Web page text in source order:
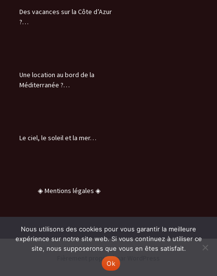
Des vacances sur la Côte d’Azur
?…
Une location au bord de la
Méditerranée ?…
Le ciel, le soleil et la mer…
◈ Mentions légales ◈
Fièrement propulsé par WordPress
Nous utilisons des cookies pour vous garantir la meilleure
expérience sur notre site web. Si vous continuez à utiliser ce
site, nous supposerons que vous en êtes satisfait.
Ok